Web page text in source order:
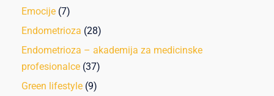
Emocije (7)
Endometrioza (28)
Endometrioza – akademija za medicinske
profesionalce (37)
Green lifestyle (9)